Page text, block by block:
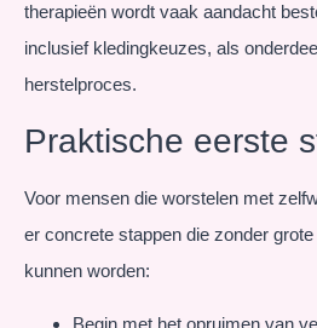
therapieën wordt vaak aandacht
inclusief kledingkeuzes, als
herstelproces.
Praktische eerste
Voor mensen die worstelen met
er concrete stappen die zonder
kunnen worden:
Begin met het opruimen van